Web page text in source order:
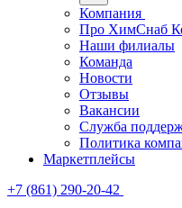
Компания
Про ХимСнаб
Наши филиалы
Команда
Новости
Отзывы
Вакансии
Служба
Политика
Маркетплейсы
+7 (861) 290-20-42